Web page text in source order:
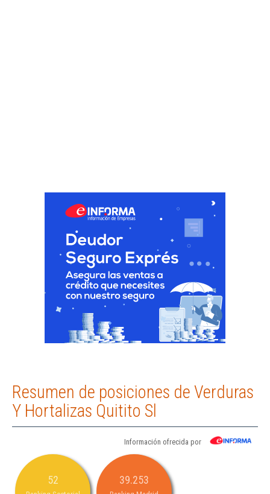
Resumen de posiciones de Verduras
Y Hortalizas Quitito Sl
Información ofrecida por
52 39.253